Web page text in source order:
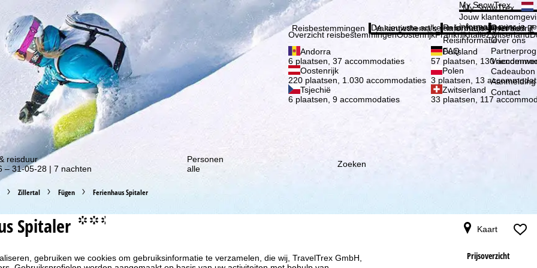
gebruiken we cookies om gebruiksinformatie te verzamelen, die wij, TravelTrex GmbH,
van onze kortingsacties!
My SnowTrex
My SnowTrex
Jouw
informatie over je
Reisbestemmingen
Overzicht reisbestemmingenOostenrijkFrankrijkItaliëZwitserland
Andorra
6 plaatsen, 37 accommodaties
Duitsland
57 plaatsen, 130
Oostenrijk
220 plaatsen, 1.030 accommodaties
Polen
3 plaatsen, 13
Tsjechië
6 plaatsen, 9 accommodaties
Zwitserland
33 plaatsen, 117
Vakantiethema's
De nieuwste artikelen in ons magazine
Informatie
Reisinformatie
Reisinformatie
FAQ
Het bedrijf
Over ons
Over ons
Cadeaubon
Contact
reisduur
– 31-05-28 | 7 nachten
Personen
alle
Zoeken
Zillertal Fügen Ferienhaus Spitaler
Spitaler °°.
Kaart
Prijsoverzicht